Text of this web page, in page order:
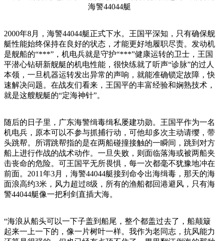
海警44044艇
2000年8月，海警44044艇正式下水。王国平深知，只有确保舰
艇性能始终保持在良好的状态，才能更好地履职尽责。发动机
是舰船的“***”，机电兵就是守护“***”健康运转的卫士，王国
平潜心钻研新舰艇的机电性能，很快练就了听声“诊脉”的过人
本领，一旦机器运转发出异常的声响，就能准确锁定故障，快
速解决问题。在战友们看来，王国平的丰富经验和娴熟技术，
就是这艘舰艇的“定海神针”。
随后的日子里，广东海警缉毒缉私屡建功勋。王国平作为一名
机电兵，原本可以不参与抓捕行动，可他却多次主动请缨，带
头跳帮。所谓跳帮指的是在两船碰撞接触的一瞬间，跳到对方
船上进行作战的战术动作。一旦失败，则面临落海或被两船夹
击丧命的危险。可王国平无所畏惧，每一次都毫不犹豫地冲在
前面。2011年3月，海警44044艇接到命令出海缉毒，那天的海
面浪高约3米，风力超过8级，所有的渔船都回港避风，只有海
警44044艇像一把利剑直插大海。
“海浪从船头可以一下子盖到船尾，整个都盖过去了，船颠簸
起来一上一下的，像一片树叶一样。我作为老同志，抗风能力